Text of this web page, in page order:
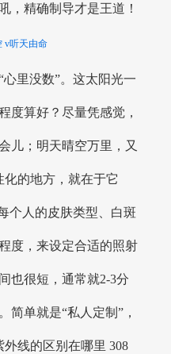
，精确制导才是王道！
v听天由命
里没数”。这太阳光一
度算好？尽量凭感觉，
儿；明天晴空万里，又
化的地方，就在于它
个人的皮肤类型、白斑
度，来设定合适的照射
也很短，通常就2-3分
简单就是“私人定制”，
线的区别在哪里 308